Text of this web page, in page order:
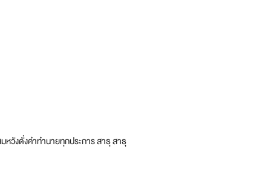
หวังดั่งคำทำนายทุกประการ สาธุ สาธุ